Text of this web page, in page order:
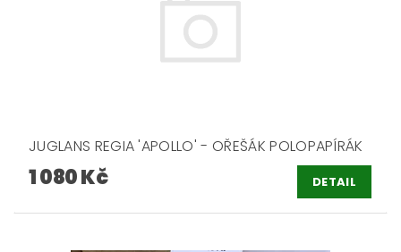
JUGLANS REGIA 'APOLLO' - OŘEŠÁK POLOPAPÍRÁK
1 080 Kč DETAIL